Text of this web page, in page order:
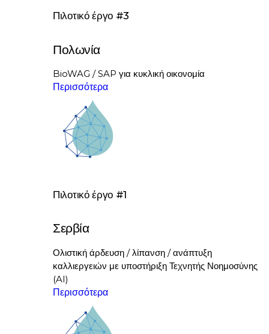
Πιλοτικό έργο #3
Πολωνία
BioWAG / SAP για κυκλική οικονομία
Περισσότερα
Πιλοτικό έργο #1
Σερβία
Ολιστική άρδευση / λίπανση / ανάπτυξη
καλλιεργειών με υποστήριξη Τεχνητής Νοημοσύνης
(AI)
Περισσότερα